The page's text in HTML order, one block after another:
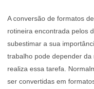
A conversão de formatos
rotineira encontrada pelos
subestimar a sua
trabalho pode depender
realiza essa tarefa.
ser convertidas em